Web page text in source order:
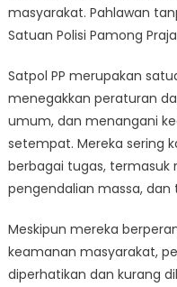
masyarakat. Pahlawan
Satuan Polisi Pamong
Satpol PP merupakan
menegakkan peraturan
umum, dan menangani
setempat. Mereka sering
berbagai tugas, termasuk
pengendalian massa,
Meskipun mereka
keamanan masyarakat,
diperhatikan dan kurang